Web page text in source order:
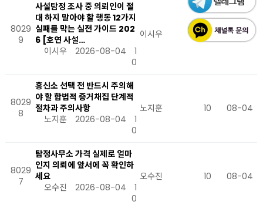
8029
9
사설탐정 조사 중 의뢰인이 절
대 하지 말아야 할 행동 12가지
실패를 막는 실전 가이드 202
6 [호연 사설…
이시우
2026-08-04
1
0
이시우 10 08-04
8029
8
흥신소 선택 전 반드시 주의해
야 할 합법적 증거채집 단계적
절차과 주의사항
노지훈
2026-08-04
1
0
노지훈 10 08-04
8029
7
탐정사무소 가격 실제로 얼마
인지 의뢰에 앞서에 꼭 확인하
세요
오수진
2026-08-04
1
0
오수진 10 08-04